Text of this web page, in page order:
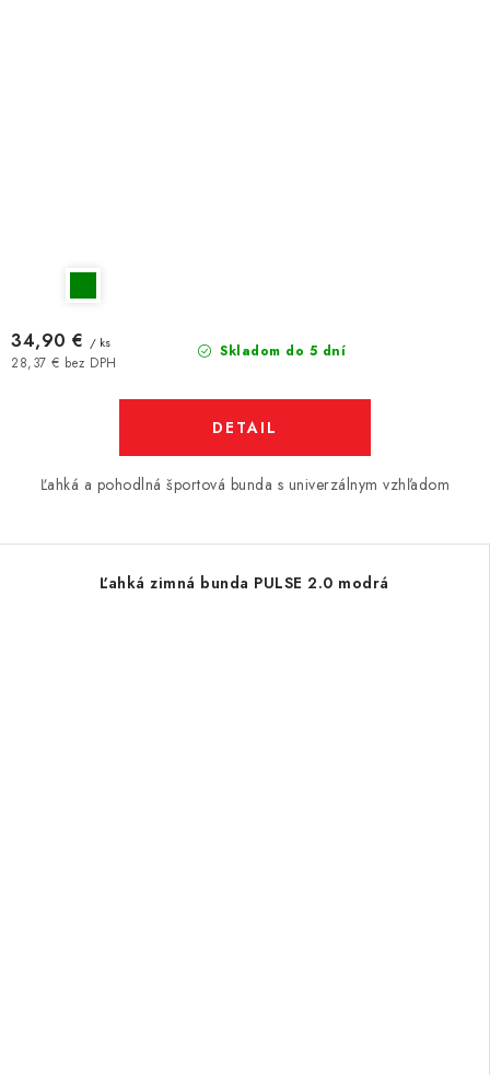
Skladom do 5 dní
28,37 € bez DPH
34,90 € / ks
DETAIL
Ľahká a pohodlná športová bunda s univerzálnym vzhľadom
Ľahká zimná bunda PULSE 2.0 modrá